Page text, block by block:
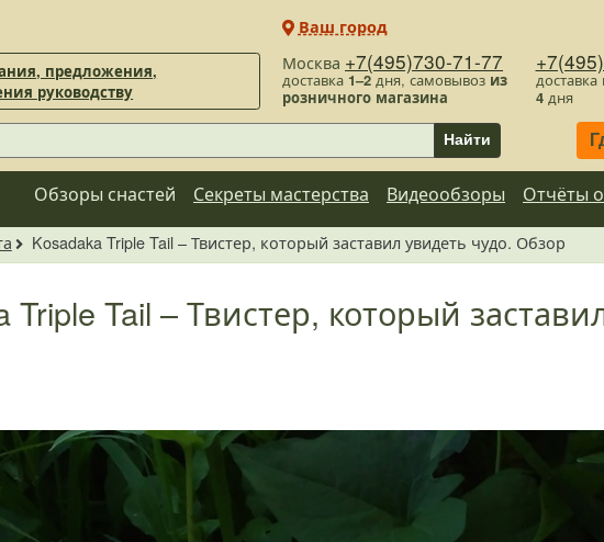
предложения,
руководству
Москва +7(495)730-71-77
доставка 1–2дня, самовывоз из
розничного магазина
4дня
Ваш город
Найти
Обзоры снастей Секреты мастерства Видеообзоры Отчёты
Kosadaka Triple Tail – Твистер, который заставил увидеть чудо. Обзор
Triple Tail – Твистер, который